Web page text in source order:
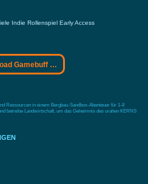
Indie Rollenspiel
Early Access
Gamebuff Trainer
Ressourcen in einem Bergbau-Sandbox-Abenteuer für 1-8
betreibe Landwirtschaft, um das Geheimnis des uralten KERNS